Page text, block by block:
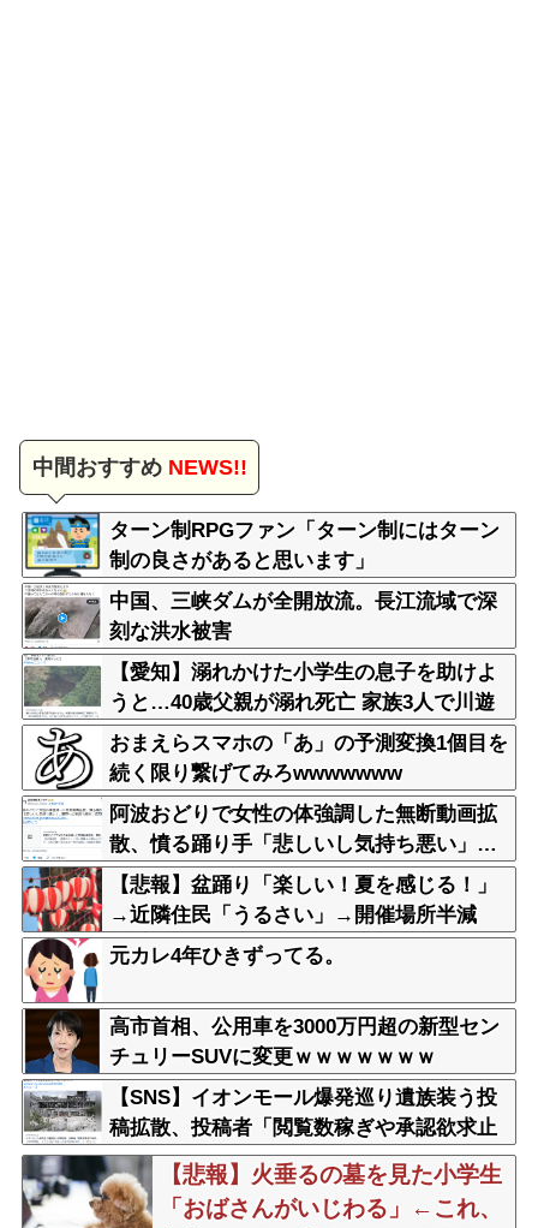
中間おすすめNEWS!!
ターン制RPGファン「ターン制にはターン
制の良さがあると思います」
中国、三峡ダムが全開放流。長江流域で深
刻な洪水被害
【愛知】溺れかけた小学生の息子を助けよ
うと…40歳父親が溺れ死亡 家族3人で川遊
びに 息子は妻に助けられる
おまえらスマホの「あ」の予測変換1個目を
続く限り繋げてみろwwwwwww
阿波おどりで女性の体強調した無断動画拡
散、憤る踊り手「悲しいし気持ち悪い」…
悪質なケースは警察への相談検討
【悲報】盆踊り「楽しい！夏を感じる！」
→近隣住民「うるさい」→開催場所半減
元カレ4年ひきずってる。
高市首相、公用車を3000万円超の新型セン
チュリーSUVに変更ｗｗｗｗｗｗｗ
【SNS】イオンモール爆発巡り遺族装う投
稿拡散、投稿者「閲覧数稼ぎや承認欲求止
まらなくなった」
【悲報】火垂るの墓を見た小学生
「おばさんがいじわる」←これ、